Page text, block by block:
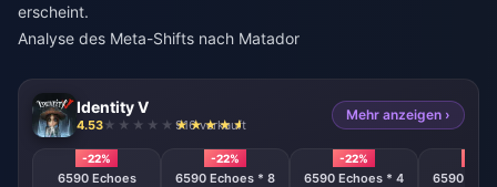
erscheint.
Analyse des Meta-Shifts nach Matador
Identity V
4.53 916 verkauft
Mehr anzeigen ›
-22%
6590 Echoes
-22%
6590 Echoes * 8
-22%
6590 Echoes * 4 6590